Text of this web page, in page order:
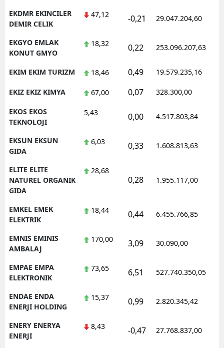
EKDMR EKINCILER
DEMIR CELIK
47,12 -0,21 29.047.204,60
EKGYO EMLAK
KONUT GMYO
18,32 0,22 253.096.207,63
EKIM EKIM TURIZM 18,46 0,49 19.579.235,16
EKIZ EKIZ KIMYA 67,00 0,07 328.300,00
EKOS EKOS
TEKNOLOJI
5,43 0,00 4.517.803,84
EKSUN EKSUN
GIDA
6,03 0,33 1.608.813,63
ELITE ELITE
NATUREL ORGANIK
GIDA
28,68
0,28 1.955.117,00
EMKEL EMEK
ELEKTRIK
18,44 0,44 6.455.766,85
EMNIS EMINIS
AMBALAJ
170,00 3,09 30.090,00
EMPAE EMPA
ELEKTRONIK
73,65 6,51 527.740.350,05
ENDAE ENDA
ENERJI HOLDING
15,37 0,99 2.820.345,42
ENERY ENERYA
ENERJI
8,43 -0,47 27.768.837,00